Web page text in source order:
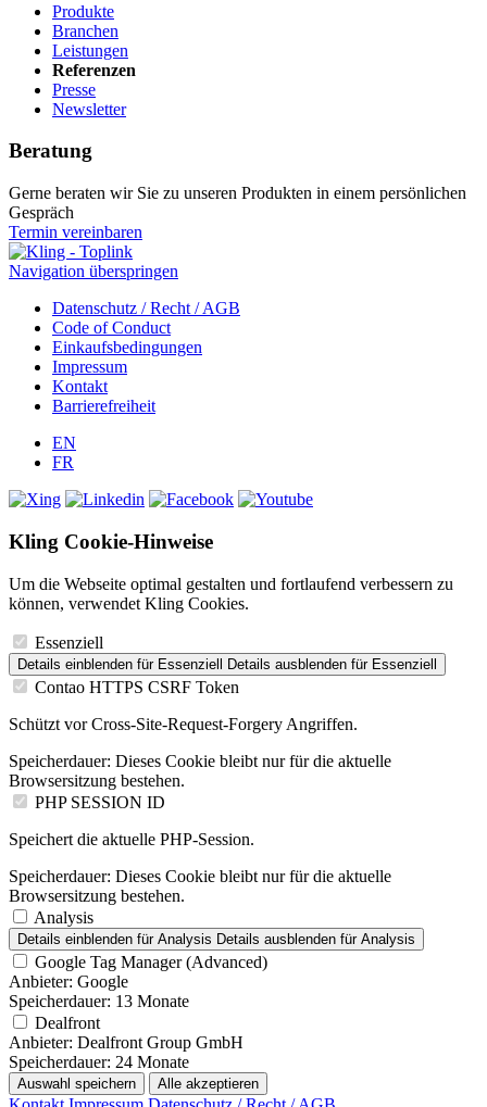
Produkte
Branchen
Leistungen
Referenzen
Presse
Newsletter
Beratung
Gerne beraten wir Sie zu unseren Produkten in einem persönlichen
Gespräch
Termin vereinbaren
Navigation überspringen
Datenschutz / Recht / AGB
Code of Conduct
Einkaufsbedingungen
Impressum
Kontakt
Barrierefreiheit
EN
FR
Kling Cookie-Hinweise
Um die Webseite optimal gestalten und fortlaufend verbessern zu
können, verwendet Kling Cookies.
Essenziell
Details einblenden für Essenziell Details ausblenden für Essenziell
Contao HTTPS CSRF Token
Schützt vor Cross-Site-Request-Forgery Angriffen.
Speicherdauer: Dieses Cookie bleibt nur für die aktuelle
Browsersitzung bestehen.
PHP SESSION ID
Speichert die aktuelle PHP-Session.
Speicherdauer: Dieses Cookie bleibt nur für die aktuelle
Browsersitzung bestehen.
Analysis
Details einblenden für Analysis Details ausblenden für Analysis
Google Tag Manager (Advanced)
Anbieter: Google
Speicherdauer: 13 Monate
Dealfront
Anbieter: Dealfront Group GmbH
Speicherdauer: 24 Monate
Auswahl speichern Alle akzeptieren